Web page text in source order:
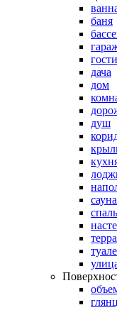
баня
дача
дом
душ
сауна